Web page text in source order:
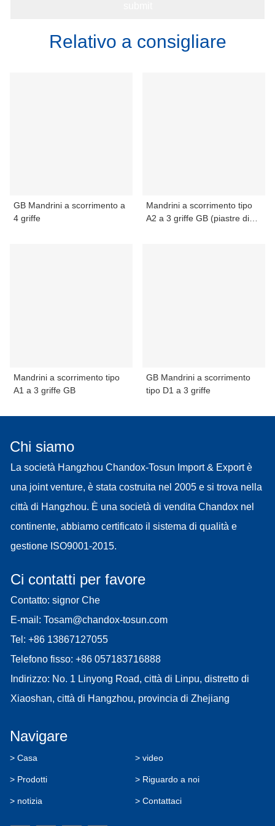
Relativo a consigliare
GB Mandrini a scorrimento a
4 griffe
Mandrini a scorrimento tipo
A2 a 3 griffe GB (piastre di
Mandrini a scorrimento tipo
A1 a 3 griffe GB
GB Mandrini a scorrimento
tipo D1 a 3 griffe
Chi siamo
La società Hangzhou Chandox-Tosun Import & Export è
una joint venture, è stata costruita nel 2005 e si trova nella
città di Hangzhou. È una società di vendita Chandox nel
continente, abbiamo certificato il sistema di qualità e
gestione ISO9001-2015.
Ci contatti per favore
Contatto: signor Che
E-mail: Tosam@chandox-tosun.com
Tel: +86 13867127055
Telefono fisso: +86 057183716888
Indirizzo: No. 1 Linyong Road, città di Linpu, distretto di
Xiaoshan, città di Hangzhou, provincia di Zhejiang
Navigare
> Casa
> Prodotti
> notizia
> video
> Riguardo a noi
> Contattaci